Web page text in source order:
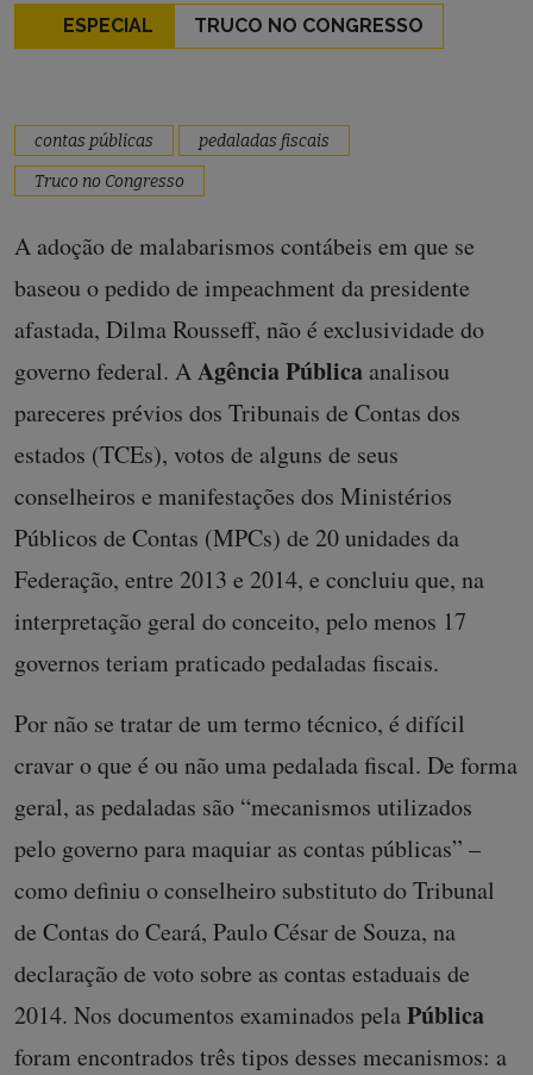
ESPECIAL TRUCO NO CONGRESSO
contas públicas
pedaladas fiscais
Truco no Congresso
A adoção de malabarismos contábeis em que se
baseou o pedido de impeachment da presidente
afastada, Dilma Rousseff, não é exclusividade do
governo federal. AAgência Pública analisou
pareceres prévios dos Tribunais de Contas dos
estados (TCEs), votos de alguns de seus
conselheiros e manifestações dos Ministérios
Públicos de Contas (MPCs) de 20 unidades da
Federação, entre 2013 e 2014, e concluiu que, na
interpretação geral do conceito, pelo menos 17
governos teriam praticado pedaladas fiscais.
Por não se tratar de um termo técnico, é difícil
cravar o que é ou não uma pedalada fiscal. De forma
geral, as pedaladas são “mecanismos utilizados
pelo governo para maquiar as contas públicas” –
como definiu o conselheiro substituto do Tribunal
de Contas do Ceará, Paulo César de Souza, na
declaração de voto sobre as contas estaduais de
2014. Nos documentos examinados pelaPública
foram encontrados três tipos desses mecanismos: a